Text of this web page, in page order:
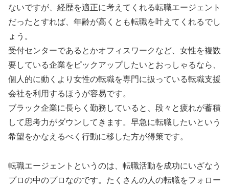
ないですが、経歴を適正に考えてくれる転職エージェント
だったとすれば、年齢が高くとも転職を叶えてくれるでし
ょう。
受付センターであるとかオフィスワークなど、女性を複数
要している企業をピックアップしたいとおっしゃるなら、
個人的に動くより女性の転職を専門に扱っている転職支援
会社を利用するほうが容易です。
ブラック企業に長らく勤務していると、段々と疲れが蓄積
して思考力がダウンしてきます。早急に転職したいという
希望をかなえるべく行動に移した方が得策です。
転職エージェントというのは、転職活動を成功にいざなう
プロの中のプロなのです。たくさんの人の転職をフォロー